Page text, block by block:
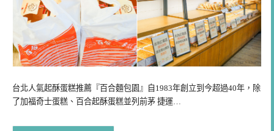
台北人氣起酥蛋糕推薦『百合麵包園』自1983年創立到今超過40年，除
了加福奇士蛋糕、百合起酥蛋糕並列前茅 捷運…